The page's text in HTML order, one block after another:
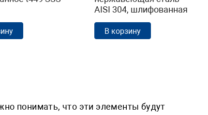
AISI 304, шлифованная
t834 SSS
В корзину
понимать, что эти элементы будут